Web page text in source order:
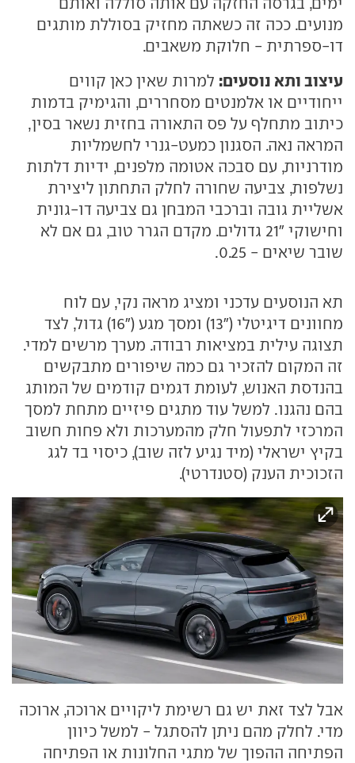
מנועים. ככה זה כשאתה מחזיק בסוללת מותגים
דו-ספרתית - חלוקת משאבים.
עיצוב ותא נוסעים: למרות שאין כאן קווים
ייחודיים או אלמנטים מסחררים, והגימיק בדמות
כיתוב מתחלף על פס התאורה בחזית נשאר בסין,
המראה נאה. הסגנון כמעט-גנרי לחשמליות
מודרניות, עם סבכה אטומה מלפנים, ידיות דלתות
נשלפות, צביעה שחורה לחלק התחתון ליצירת
אשליית גובה וברכבי המבחן גם צביעה דו-גונית
וחישוקי "21 גדולים. מקדם הגרר טוב, גם אם לא
שובר שיאים - 0.25.
תא הנוסעים עדכני ומציג מראה נקי, עם לוח
מחוונים דיגיטלי ("13) ומסך מגע ("16) גדול, לצד
תצוגה עילית במציאות רבודה. מערך מרשים למדי.
זה המקום להזכיר גם כמה שיפורים מתבקשים
בהנדסת האנוש, לעומת דגמים קודמים של המותג
בהם נהגנו. למשל עוד מתגים פיזיים מתחת למסך
המרכזי לתפעול חלק מהמערכות ולא פחות חשוב
בקיץ ישראלי (מיד נגיע לזה שוב), כיסוי בד לגג
הזכוכית הענק (סטנדרטי).
אבל לצד זאת יש גם רשימת ליקויים ארוכה, ארוכה
מדי. לחלק מהם ניתן להסתגל - למשל כיוון
הפתיחה ההפוך של מתגי החלונות או הפתיחה